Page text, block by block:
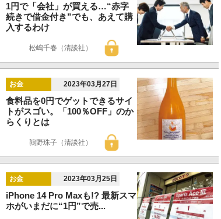
1円で「会社」が買える…“赤字
続きで借金付き”でも、あえて購
入するわけ
松嶋千春（清談社）
お金 2023年03月27日
食料品を0円でゲットできるサイ
トがスゴい。「100％OFF」のか
らくりとは
鶉野珠子（清談社）
お金 2023年03月25日
iPhone 14 Pro Maxも!? 最新スマ
ホがいまだに“1円”で売...